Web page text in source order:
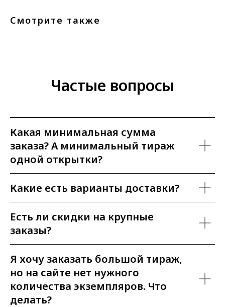
Смотрите также
Частые вопросы
Какая минимальная сумма
заказа? А минимальный тираж
одной открытки?
Какие есть варианты доставки?
Есть ли скидки на крупные
заказы?
Я хочу заказать большой тираж,
но на сайте нет нужного
количества экземпляров. Что
делать?